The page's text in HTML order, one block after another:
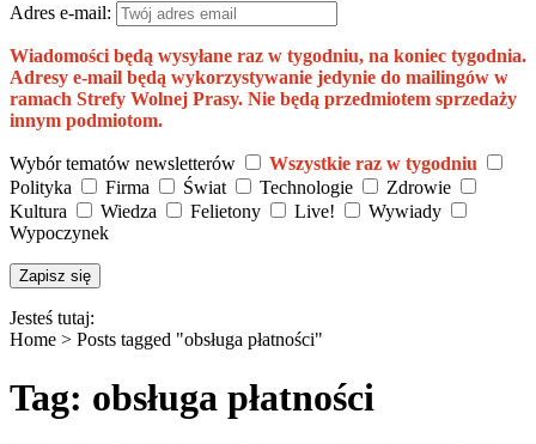
Adres e-mail:
Wiadomości będą wysyłane raz w tygodniu, na koniec tygodnia.
Adresy e-mail będą wykorzystywanie jedynie do mailingów w
ramach Strefy Wolnej Prasy. Nie będą przedmiotem sprzedaży
innym podmiotom.
Wybór tematów newsletterów
Wszystkie raz w tygodniu
Polityka
Firma Świat Technologie
Zdrowie
Kultura
Wiedza Felietony Live!
Wywiady
Wypoczynek
Jesteś tutaj:
Home > Posts tagged "obsługa płatności"
Tag: obsługa płatności